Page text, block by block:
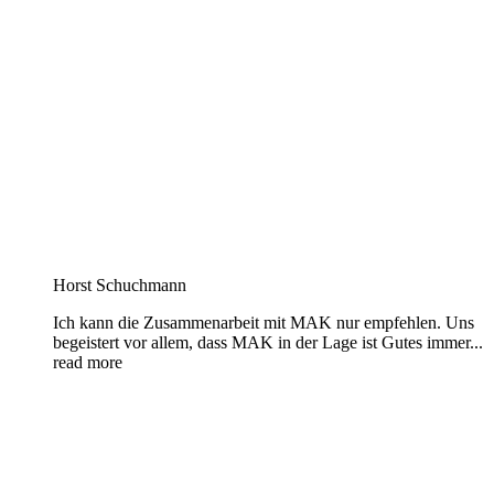
Horst Schuchmann
Ich kann die Zusammenarbeit mit MAK nur empfehlen. Uns
begeistert vor allem, dass MAK in der Lage ist Gutes immer...
read more